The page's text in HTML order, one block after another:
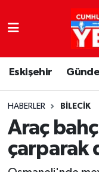
Eskişehir
HABERLER BILECIK
Araç
çarparak
Nöbetçi
Hava Durumu
Trafik Durumu
Süper Lig
Tüm Manşetler